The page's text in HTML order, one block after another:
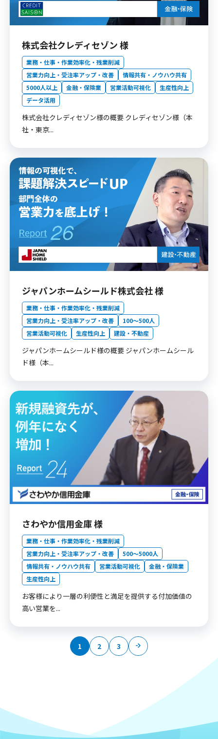
株式会社クレディセゾン 様
業務・仕事・作業効率化・残業削減
営業力向上・受注率アップ・改善
情報共有・ノウハウ共有
5000人以上
金融・保険業 営業活動可視化
生産性向上
データ活用
株式会社クレディセゾン様の概要 クレディセゾン様（本
社・東京...
ジャパンホームシールド株式会社 様
業務・仕事・作業効率化・残業削減
営業力向上・受注率アップ・改善
100〜500人
営業活動可視化
生産性向上 建設・不動産
ジャパンホームシールド様の概要 ジャパンホームシール
ド様（本...
さわやか信用金庫 様
業務・仕事・作業効率化・残業削減
営業力向上・受注率アップ・改善
500〜5000人
情報共有・ノウハウ共有
営業活動可視化
金融・保険業
生産性向上
お客様により一層の利便性と満足を提供する付加価値の
高い営業を...
1 2 3